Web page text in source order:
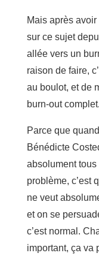
Mais après
sur ce sujet
allée vers un
raison de faire,
au boulot, et de
burn-out complet.
Parce que
Bénédicte
absolument tous
problème, c’est
ne veut
et on se
c’est normal.
important, ça va